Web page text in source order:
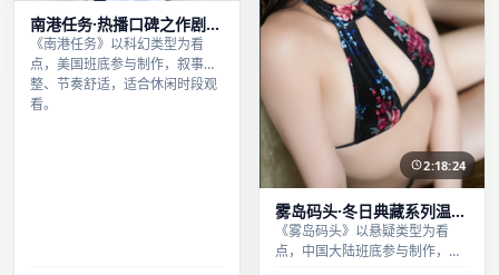
南港任务·热播口碑之作剧情
扎实演技在线
《南港任务》以科幻类型为看
点，美国班底参与制作，叙事完
整、节奏舒适，适合休闲时段观
看。
2:18:24
雾岛码头·冬日典藏系列温情
叙事引人入胜
《雾岛码头》以悬疑类型为看
点，中国大陆班底参与制作，叙